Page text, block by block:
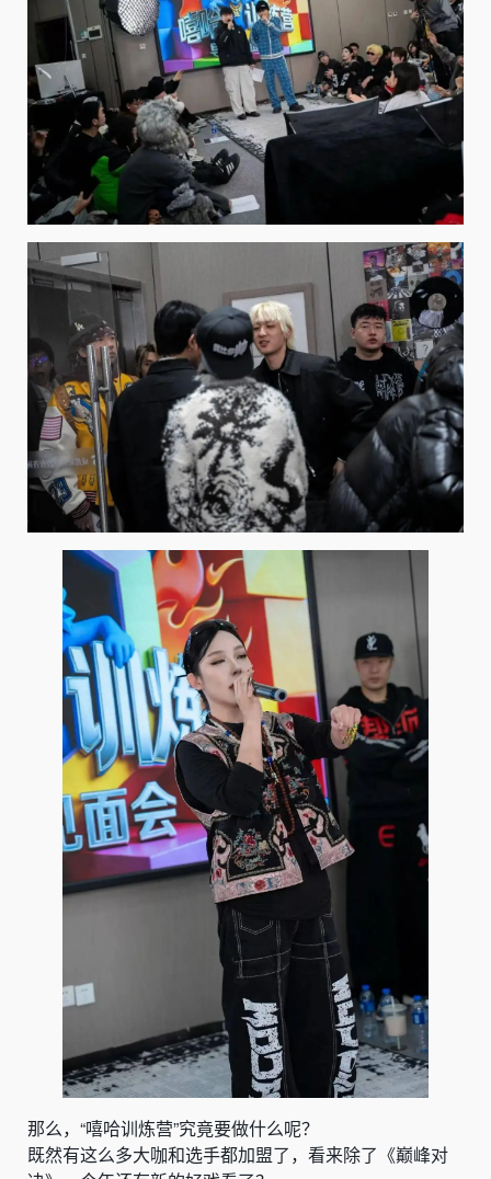
那么，“嘻哈训炼营”究竟要做什么呢？
既然有这么多大咖和选手都加盟了，看来除了《巅峰对